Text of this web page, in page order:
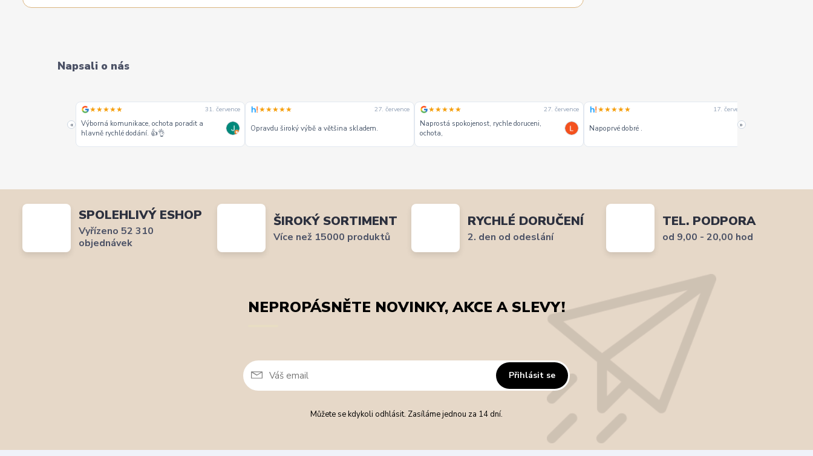
Napsali o nás
«
★★★★★ 31. července
Výborná komunikace, ochota poradit a
hlavně rychlé dodání. 👍👌
★★★★★ 27. července
Opravdu široký výbě a většina skladem.
★★★★★ 27. července
Naprostá spokojenost, rychle doruceni,
ochota,
★★★★★ 17. července
Napoprvé dobré . »
SPOLEHLIVÝ ESHOP
Vyřízeno 52 310
objednávek
ŠIROKÝ SORTIMENT
Více než 15000 produktů
RYCHLÉ DORUČENÍ
2. den od odeslání
TEL. PODPORA
od 9,00 - 20,00 hod
NEPROPÁSNĚTE NOVINKY, AKCE A SLEVY!
Přihlásit se
Můžete se kdykoli odhlásit. Zasíláme jednou za 14 dní.